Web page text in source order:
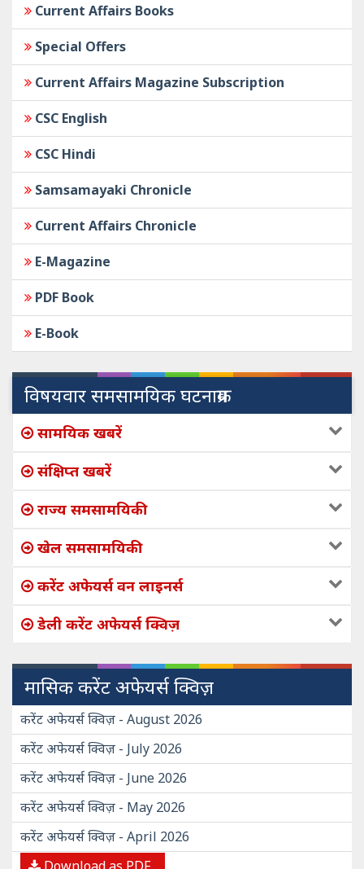
Current Affairs Books
Special Offers
Current Affairs Magazine Subscription
CSC English
CSC Hindi
Samsamayaki Chronicle
Current Affairs Chronicle
E-Magazine
PDF Book
E-Book
विषयवार समसामयिक घटनाक्रम
सामयिक खबरें
संक्षिप्त खबरें
राज्य समसामयिकी
खेल समसामयिकी
करेंट अफेयर्स वन लाइनर्स
डेली करेंट अफेयर्स क्विज़
मासिक करेंट अफेयर्स क्विज़
करेंट अफेयर्स क्विज़ - August 2026
करेंट अफेयर्स क्विज़ - July 2026
करेंट अफेयर्स क्विज़ - June 2026
करेंट अफेयर्स क्विज़ - May 2026
करेंट अफेयर्स क्विज़ - April 2026